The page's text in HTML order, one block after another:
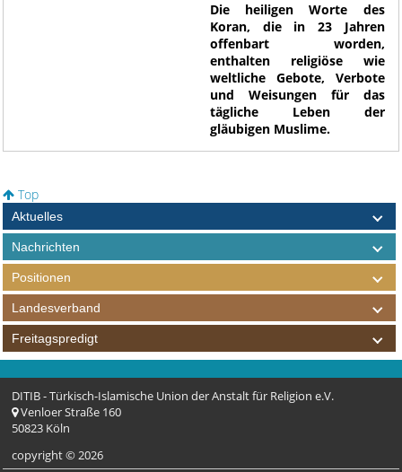
Die heiligen Worte des
Koran, die in 23 Jahren
offenbart worden,
enthalten religiöse wie
weltliche Gebote, Verbote
und Weisungen für das
tägliche Leben der
gläubigen Muslime.
Top
Aktuelles
Nachrichten
Positionen
Landesverband
Freitagspredigt
DITIB - Türkisch-Islamische Union der Anstalt für Religion e.V.
Venloer Straße 160
50823 Köln
copyright © 2026